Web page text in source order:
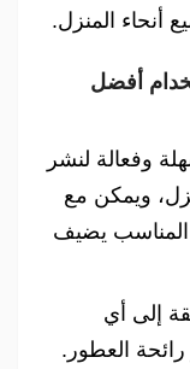
أنحاء المنزل.
أفضل
وفعالة لنشر
ويمكن مع
المناسب يضيف
إلى أي
العطور.